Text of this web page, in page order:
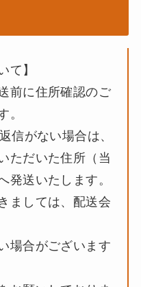
て】
前に住所確認のご
。
信がない場合は、
ただいた住所（当
発送いたします。
ましては、配送会
場合がございます